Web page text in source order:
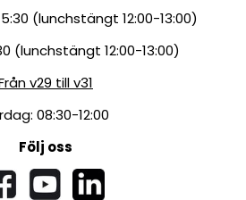
(lunchstängt 12:00-13:00)
(lunchstängt 12:00-13:00)
v29 till v31
08:30-12:00
Följ oss